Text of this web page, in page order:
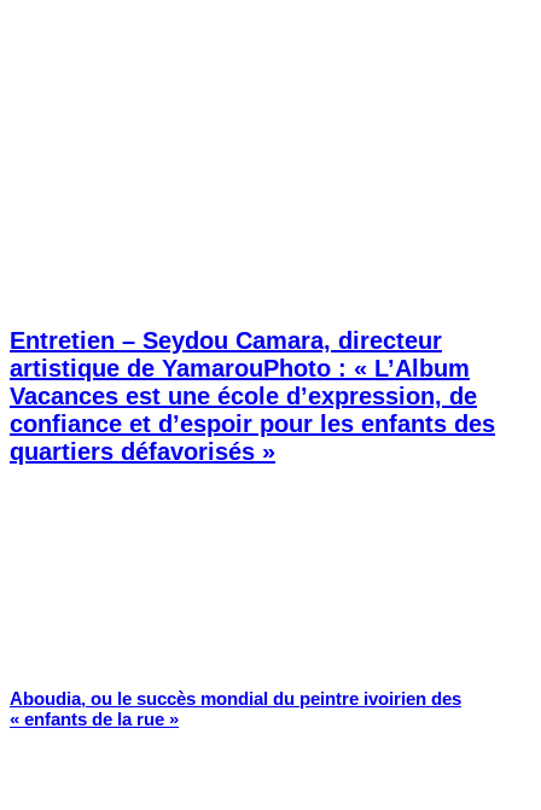
Entretien – Seydou Camara, directeur
artistique de YamarouPhoto : « L’Album
Vacances est une école d’expression, de
confiance et d’espoir pour les enfants des
quartiers défavorisés »
Aboudia, ou le succès mondial du peintre ivoirien des
« enfants de la rue »